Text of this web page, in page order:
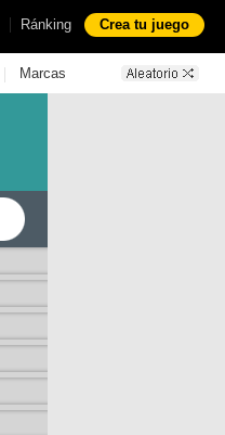
| Ránking Crea tu juego
| Marcas